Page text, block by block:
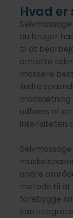
Hvad er
du bruger
til at
omfatte
massere
lindre
modsætning
udføres af
intensiteten
andre
metode til at
forebygge
kan